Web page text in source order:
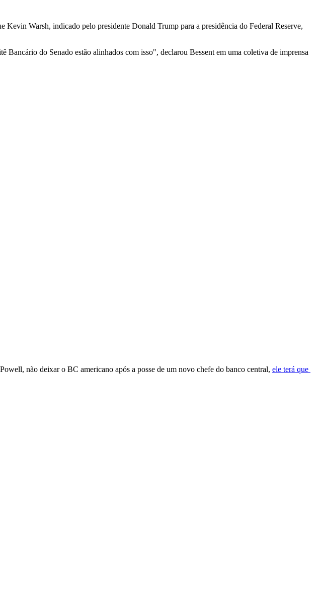
Kevin Warsh, indicado pelo presidente Donald Trump para a presidência do Federal Reserve,
do Senado estão alinhados com isso", declarou Bessent em uma coletiva de imprensa
⁠não ‌deixar o BC americano ⁠após ⁠a ‌posse de um novo chefe ‌do banco central, ele terá que ​